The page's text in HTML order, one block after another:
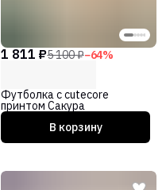
1 811 ₽5 100 ₽−64%
Футболка с cutecore
принтом Сакура
В корзину